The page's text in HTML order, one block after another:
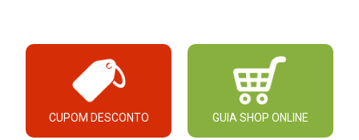
CUPOM DESCONTO GUIA SHOP ONLINE